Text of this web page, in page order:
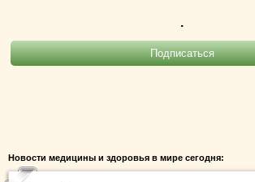
.
Новости медицины и здоровья в мире сегодня: